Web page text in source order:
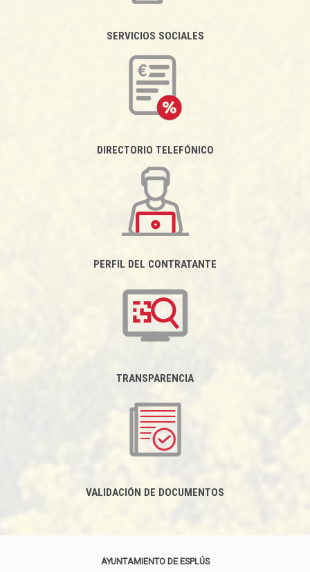
SERVICIOS SOCIALES
DIRECTORIO TELEFÓNICO
PERFIL DEL CONTRATANTE
TRANSPARENCIA
VALIDACIÓN DE DOCUMENTOS
AYUNTAMIENTO DE ESPLÚS